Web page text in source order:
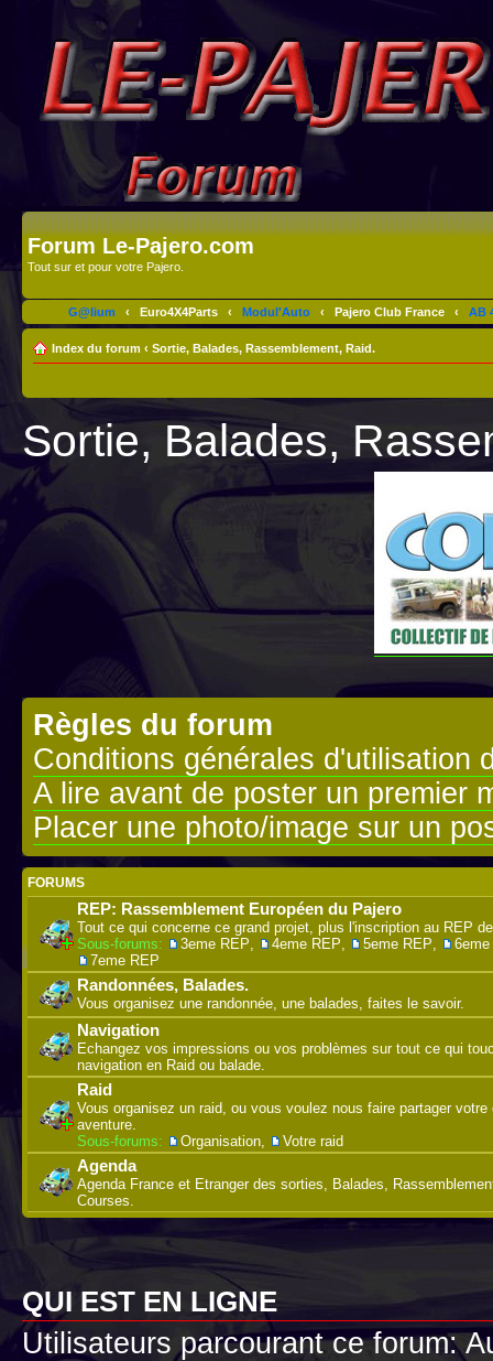
Forum Le-Pajero.com
Tout sur et pour votre Pajero.
G@lium ‹ Euro4X4Parts ‹ Modul'Auto ‹ Pajero Club France ‹ AB
Index du forum ‹ Sortie, Balades, Rassemblement, Raid.
Sortie, Balades,
Règles du forum
Conditions générales d'utilisation
A lire avant de poster un premier
Placer une photo/image sur un
FORUMS
REP: Rassemblement Européen du Pajero
Tout ce qui concerne ce grand projet, plus l'inscription au REP
Sous-forums:
3eme REP 4eme REP 5eme REP
7eme REP
Randonnées, Balades.
Vous organisez une randonnée, une balades, faites le savoir.
Navigation
Echangez vos impressions ou vos problèmes sur tout ce qui
navigation en Raid ou balade.
Raid
Vous organisez un raid, ou vous voulez nous faire partager votre
aventure.
Sous-forums:
Organisation Votre raid
Agenda
Agenda France et Etranger des sorties, Balades,
Courses.
QUI EST EN LIGNE
Utilisateurs parcourant ce forum: